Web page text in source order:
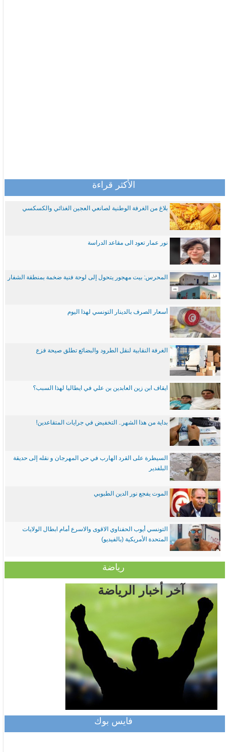
الأكثر قراءة
بلاغ من الغرفة الوطنية لصانعي العجين الغذائي والكسكسي
نور عمار تعود الى مقاعد الدراسة
المحرس: بيت مهجور يتحول إلى لوحة فنية ضخمة بمنطقة الشفار
أسعار الصرف بالدينار التونسي لهذا اليوم
الغرفة النقابية لنقل الطرود والبضائع تطلق صيحة فزع
ايقاف ابن زين العابدين بن علي في ايطاليا لهذا السبب؟
بداية من هذا الشهر.. التخفيض في جرايات المتقاعدين!
السيطرة على القرد الهارب في حي المهرجان و نقله إلى حديقة
البلفدير
الموت يفجع نور الدين الطبوبي
التونسي أيوب الحفناوي الاقوى والاسرع أمام ابطال الولايات
المتحدة الأمريكية (بالفيديو)
رياضة
آخر أخبار الرياضة
فايس بوك